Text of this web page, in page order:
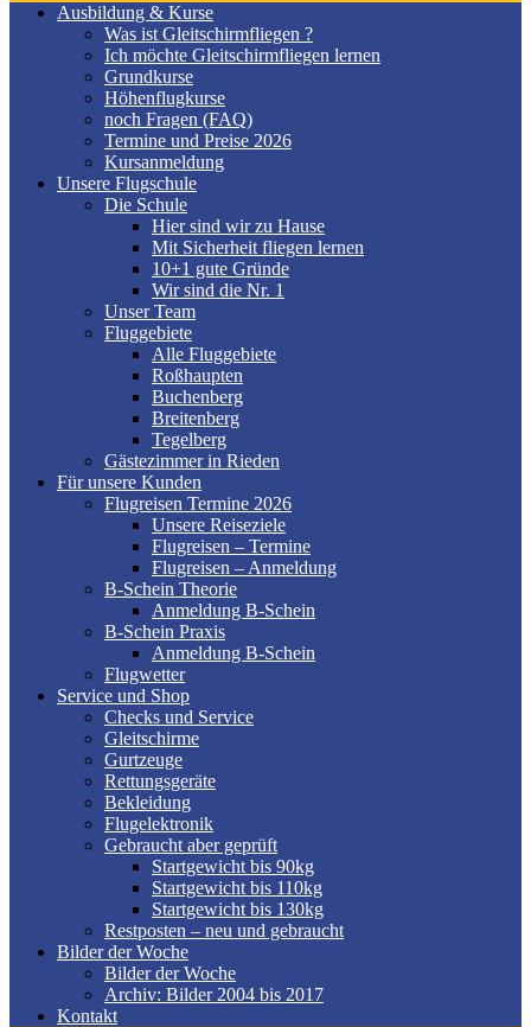
Ausbildung & Kurse
Was ist Gleitschirmfliegen ?
Ich möchte Gleitschirmfliegen lernen
Grundkurse
Höhenflugkurse
noch Fragen (FAQ)
Termine und Preise 2026
Kursanmeldung
Unsere Flugschule
Die Schule
Hier sind wir zu Hause
Mit Sicherheit fliegen lernen
10+1 gute Gründe
Wir sind die Nr. 1
Unser Team
Fluggebiete
Alle Fluggebiete
Roßhaupten
Buchenberg
Breitenberg
Tegelberg
Gästezimmer in Rieden
Für unsere Kunden
Flugreisen Termine 2026
Unsere Reiseziele
Flugreisen – Termine
Flugreisen – Anmeldung
B-Schein Theorie
Anmeldung B-Schein
B-Schein Praxis
Anmeldung B-Schein
Flugwetter
Service und Shop
Checks und Service
Gleitschirme
Gurtzeuge
Rettungsgeräte
Bekleidung
Flugelektronik
Gebraucht aber geprüft
Startgewicht bis 90kg
Startgewicht bis 110kg
Startgewicht bis 130kg
Restposten – neu und gebraucht
Bilder der Woche
Bilder der Woche
Archiv: Bilder 2004 bis 2017
Kontakt